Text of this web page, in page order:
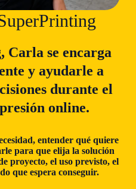
, Carla se encarga
y ayudarle a
durante el
online.
entender qué quiere
para que elija la solución
proyecto, el uso previsto, el
que espera conseguir.